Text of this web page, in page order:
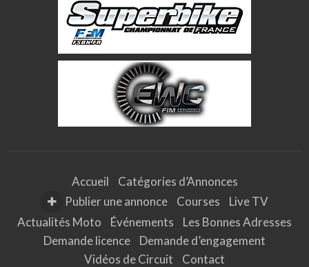
Accueil
Catégories d’Annonces
Publier une annonce
Courses
Live TV
Actualités Moto
Événements
Les Bonnes Adresses
Demande licence
Demande d’engagement
Vidéos de Circuit
Contact